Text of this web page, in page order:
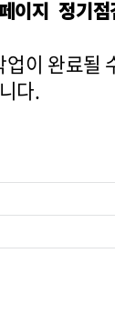
이지 정기점
이 완료될
다.